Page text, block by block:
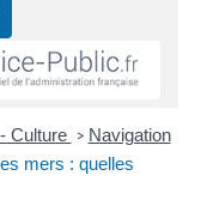
Culture > Navigation
mers : quelles